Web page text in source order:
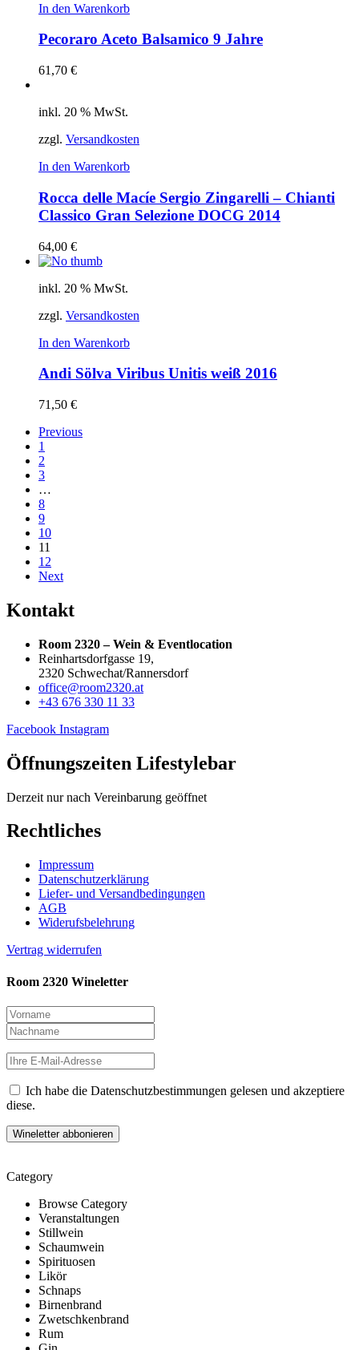
In den Warenkorb
Pecoraro Aceto Balsamico 9 Jahre
61,70 €
inkl. 20 % MwSt.
zzgl. Versandkosten
In den Warenkorb
Rocca delle Macíe Sergio Zingarelli – Chianti
Classico Gran Selezione DOCG 2014
64,00 €
inkl. 20 % MwSt.
zzgl. Versandkosten
In den Warenkorb
Andi Sölva Viribus Unitis weiß 2016
71,50 €
Previous
1
2
3
…
8
9
10
11
12
Next
Kontakt
Room 2320 – Wein & Eventlocation
Reinhartsdorfgasse 19,
2320 Schwechat/Rannersdorf
office@room2320.at
+43 676 330 11 33
Facebook Instagram
Öffnungszeiten Lifestylebar
Derzeit nur nach Vereinbarung geöffnet
Rechtliches
Impressum
Datenschutzerklärung
Liefer- und Versandbedingungen
AGB
Widerufsbelehrung
Vertrag widerrufen
Room 2320 Wineletter
Ich habe die Datenschutzbestimmungen gelesen und akzeptiere
diese.
Category
Browse Category
Veranstaltungen
Stillwein
Schaumwein
Spirituosen
Likör
Schnaps
Birnenbrand
Zwetschkenbrand
Rum